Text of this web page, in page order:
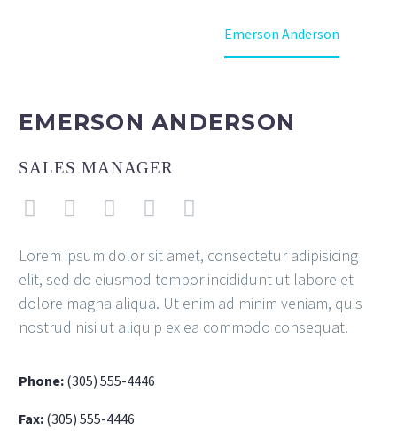
Emerson Anderson
EMERSON ANDERSON
SALES MANAGER
Lorem ipsum dolor sit amet, consectetur adipisicing
elit, sed do eiusmod tempor incididunt ut labore et
dolore magna aliqua. Ut enim ad minim veniam, quis
nostrud nisi ut aliquip ex ea commodo consequat.
Phone: (305) 555-4446
Fax: (305) 555-4446